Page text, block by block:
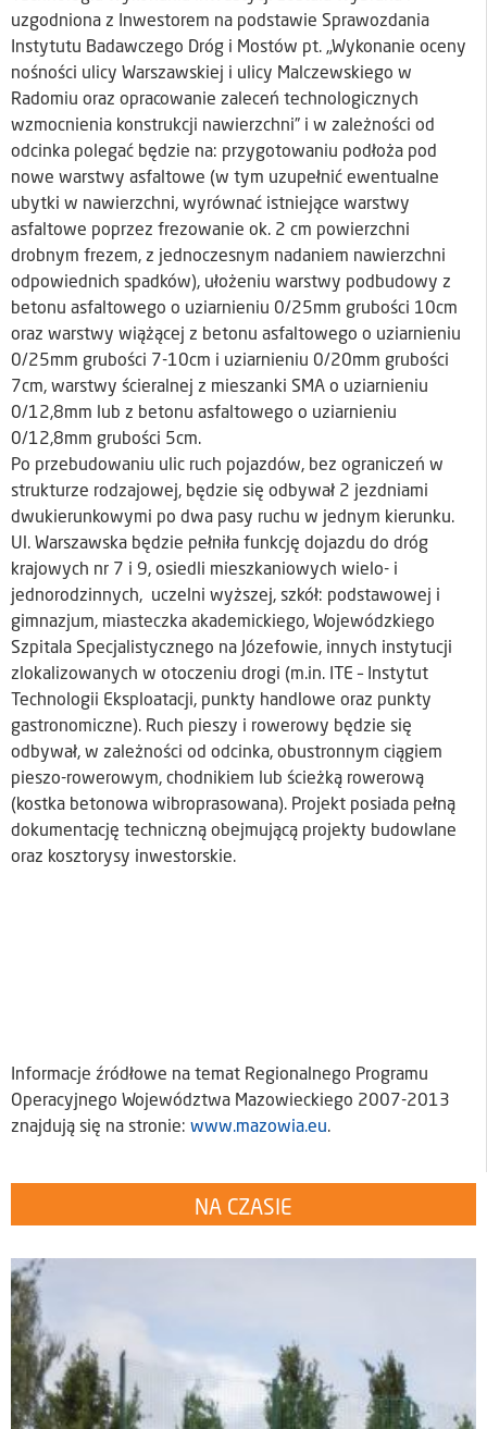
uzgodniona z Inwestorem na podstawie Sprawozdania
Instytutu Badawczego Dróg i Mostów pt. „Wykonanie oceny
nośności ulicy Warszawskiej i ulicy Malczewskiego w
Radomiu oraz opracowanie zaleceń technologicznych
wzmocnienia konstrukcji nawierzchni” i w zależności od
odcinka polegać będzie na: przygotowaniu podłoża pod
nowe warstwy asfaltowe (w tym uzupełnić ewentualne
ubytki w nawierzchni, wyrównać istniejące warstwy
asfaltowe poprzez frezowanie ok. 2 cm powierzchni
drobnym frezem, z jednoczesnym nadaniem nawierzchni
odpowiednich spadków), ułożeniu warstwy podbudowy z
betonu asfaltowego o uziarnieniu 0/25mm grubości 10cm
oraz warstwy wiążącej z betonu asfaltowego o uziarnieniu
0/25mm grubości 7-10cm i uziarnieniu 0/20mm grubości
7cm, warstwy ścieralnej z mieszanki SMA o uziarnieniu
0/12,8mm lub z betonu asfaltowego o uziarnieniu
0/12,8mm grubości 5cm.
Po przebudowaniu ulic ruch pojazdów, bez ograniczeń w
strukturze rodzajowej, będzie się odbywał 2 jezdniami
dwukierunkowymi po dwa pasy ruchu w jednym kierunku.
Ul. Warszawska będzie pełniła funkcję dojazdu do dróg
krajowych nr 7 i 9, osiedli mieszkaniowych wielo- i
jednorodzinnych, uczelni wyższej, szkół: podstawowej i
gimnazjum, miasteczka akademickiego, Wojewódzkiego
Szpitala Specjalistycznego na Józefowie, innych instytucji
zlokalizowanych w otoczeniu drogi (m.in. ITE – Instytut
Technologii Eksploatacji, punkty handlowe oraz punkty
gastronomiczne). Ruch pieszy i rowerowy będzie się
odbywał, w zależności od odcinka, obustronnym ciągiem
pieszo-rowerowym, chodnikiem lub ścieżką rowerową
(kostka betonowa wibroprasowana). Projekt posiada pełną
dokumentację techniczną obejmującą projekty budowlane
oraz kosztorysy inwestorskie.
Informacje źródłowe na temat Regionalnego Programu
Operacyjnego Województwa Mazowieckiego 2007-2013
znajdują się na stronie: www.mazowia.eu.
NA CZASIE